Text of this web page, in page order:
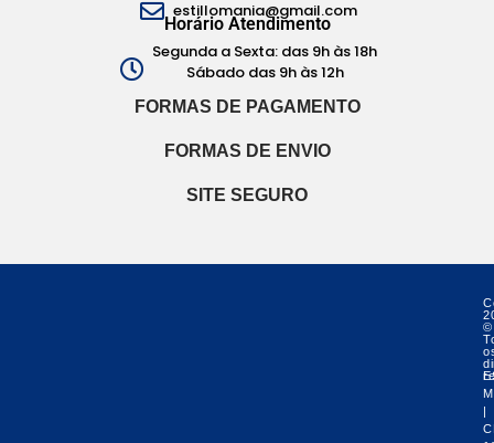
estillomania@gmail.com
Horário Atendimento
Segunda a Sexta: das 9h às 18h
Sábado das 9h às 12h
FORMAS DE PAGAMENTO
FORMAS DE ENVIO
SITE SEGURO
©
|